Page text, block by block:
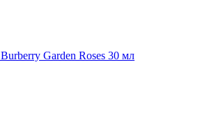
Burberry Garden Roses 30 мл